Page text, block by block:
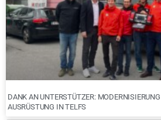
DANK AN UNTERSTÜTZER:
AUSRÜSTUNG IN TELFS